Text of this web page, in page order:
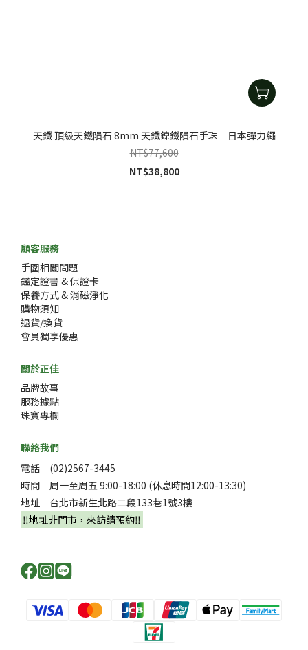
天鐵 頂級天鐵隕石 8mm 天鐵鎳鐵隕石手珠｜日本彈力繩
NT$77,600
NT$38,800
顧客服務
手圍相關問題
鑑定證書 & 保證卡
保養方式 & 消磁淨化
購物須知
退貨/換貨
會員獨享優惠
關於正佳
品牌故事
服務據點
珠寶專欄
聯絡我們
電話｜(02)2567-3445
時間｜周一至周五 9:00-18:00 (休息時間12:00-13:30)
地址｜台北市新生北路二段133巷1號3樓
‼️地址非門市，來訪請預約‼️